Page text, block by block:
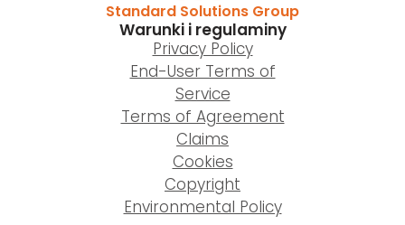
Standard Solutions Group
Warunki i regulaminy
Privacy Policy
End-User Terms of
Service
Terms of Agreement
Claims
Cookies
Copyright
Environmental Policy